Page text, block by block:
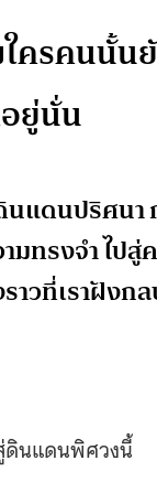
ครคนนั้น
ยู่นั่น
แดนปริศนา
มทรงจำ ไป
าวที่เราฝังก
ดินแดนพิศวงนี้